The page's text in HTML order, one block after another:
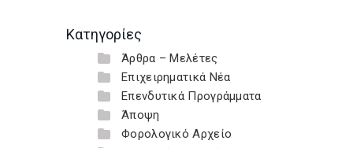
Κατηγορίες
Άρθρα – Μελέτες
Επιχειρηματικά Νέα
Επενδυτικά Προγράμματα
Άποψη
Φορολογικό Αρχείο